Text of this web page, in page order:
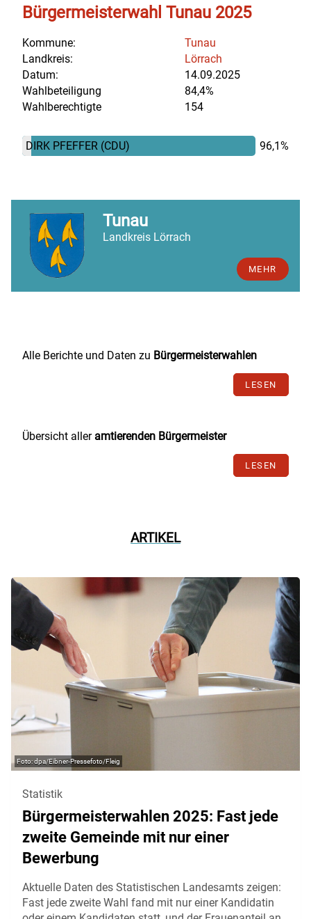
Tunau
Landkreis Lörrach
MEHR
Bürgermeisterwahl Tunau 2025
Kommune:
Tunau
Landkreis:
Lörrach
Datum:
14.09.2025
Wahlbeteiligung
84,4%
Wahlberechtigte
154
DIRK PFEFFER (CDU) 96,1%
Alle Berichte und Daten zu Bürgermeisterwahlen
LESEN
Übersicht aller amtierenden Bürgermeister
LESEN
ARTIKEL
dpa/Eibner-Pressefoto/Fleig
Statistik
Bürgermeisterwahlen 2025: Fast jede
zweite Gemeinde mit nur einer
Bewerbung
Aktuelle Daten des Statistischen Landesamts zeigen:
Fast jede zweite Wahl fand mit nur einer Kandidatin